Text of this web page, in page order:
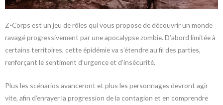
Z-Corps est un jeu de rôles qui vous propose de découvrir un monde
ravagé progressivement par une apocalypse zombie. D’abord limitée à
certains territoires, cette épidémie va s’étendre au fil des parties,
renforçant le sentiment d’urgence et d’insécurité.
Plus les scénarios avanceront et plus les personnages devront agir
vite, afin d’enrayer la progression de la contagion et en comprendre